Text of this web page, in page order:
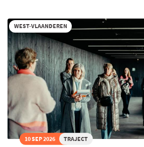
WEST-VLAANDEREN
10 SEP 2026 TRAJECT